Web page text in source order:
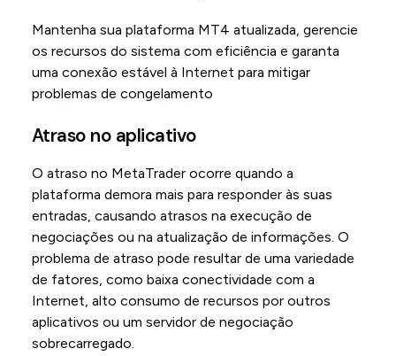
Mantenha sua plataforma MT4 atualizada, gerencie
os recursos do sistema com eficiência e garanta
uma conexão estável à Internet para mitigar
problemas de congelamento
Atraso no aplicativo
O atraso no MetaTrader ocorre quando a
plataforma demora mais para responder às suas
entradas, causando atrasos na execução de
negociações ou na atualização de informações. O
problema de atraso pode resultar de uma variedade
de fatores, como baixa conectividade com a
Internet, alto consumo de recursos por outros
aplicativos ou um servidor de negociação
sobrecarregado.